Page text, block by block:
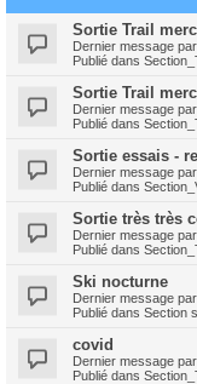
Sortie Trail
Dernier message par
Publié dans
Sortie Trail
Dernier message par
Publié dans
Sortie essais -
Dernier message par
Publié dans
Sortie très très
Dernier message par
Publié dans
Ski nocturne
Dernier message par
Publié dans Section
covid
Dernier message par
Publié dans